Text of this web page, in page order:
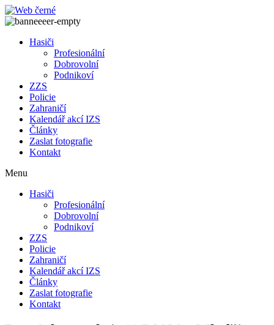
Přejít
k
Hasiči
Profesionální
Dobrovolní
Podnikoví
ZZS
Policie
Zahraničí
Kalendář akcí IZS
Články
Zaslat fotografie
Kontakt
Menu
Hasiči
Profesionální
Dobrovolní
Podnikoví
ZZS
Policie
Zahraničí
Kalendář akcí IZS
Články
Zaslat fotografie
Kontakt